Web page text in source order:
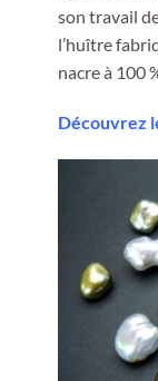
son travail
l’huître
nacre à 100
Découvrez